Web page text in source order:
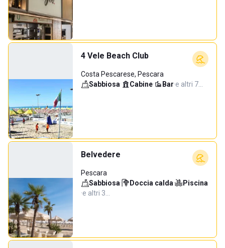
4 Vele Beach Club
Costa Pescarese, Pescara
Sabbiosa· Cabine· Bar·e altri 7…
Belvedere
Pescara
Sabbiosa· Doccia calda·
Piscina
·e altri 3…